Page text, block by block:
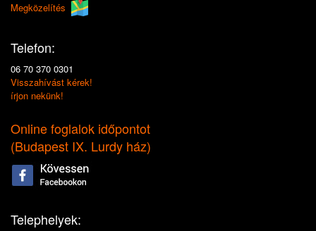
Megközelítés
Telefon:
06 70 370 0301
Visszahívást kérek!
írjon nekünk!
Online foglalok időpontot
(Budapest IX. Lurdy ház)
Telephelyek: